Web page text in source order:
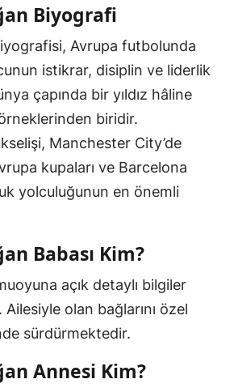
Biyografi
Avrupa futbolunda
istikrar, disiplin ve liderlik
çapında bir yıldız hâline
biridir.
Manchester City’de
kupaları ve Barcelona
yolculuğunun en önemli
Babası Kim?
açık detaylı bilgiler
olan bağlarını özel
sürdürmektedir.
Annesi Kim?